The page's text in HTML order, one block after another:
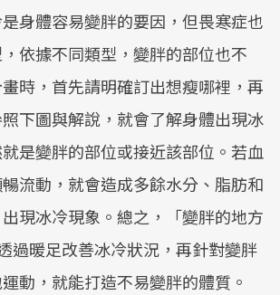
身體容易變胖的要因，但畏寒症也
依據不同類型，變胖的部位也不
時，首先請明確訂出想瘦哪裡，再
下圖與解說，就會了解身體出現冰
是變胖的部位或接近該部位。若血
流動，就會造成多餘水分、脂肪和
現冰冷現象。總之，「變胖的地方
過暖足改善冰冷狀況，再針對變胖
動，就能打造不易變胖的體質。